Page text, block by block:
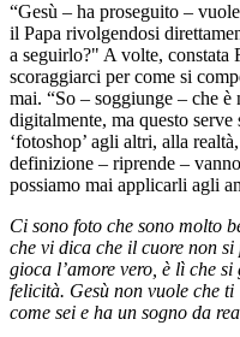
“Gesù – ha proseguito –
il Papa rivolgendosi
a seguirlo?" A volte, constata
scoraggiarci per come si
mai. “So – soggiunge – che
digitalmente, ma questo
‘fotoshop’ agli altri, alla
definizione – riprende –
possiamo mai applicarli agli
Ci sono foto che sono molto
che vi dica che il cuore non si
gioca l’amore vero, è lì che
felicità. Gesù non vuole che
come sei e ha un sogno da